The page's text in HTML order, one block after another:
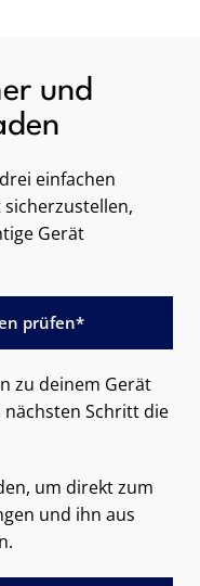
und
einfachen
Gerät
prüfen*
zu deinem Gerät
Schritt die
um direkt zum
und ihn aus